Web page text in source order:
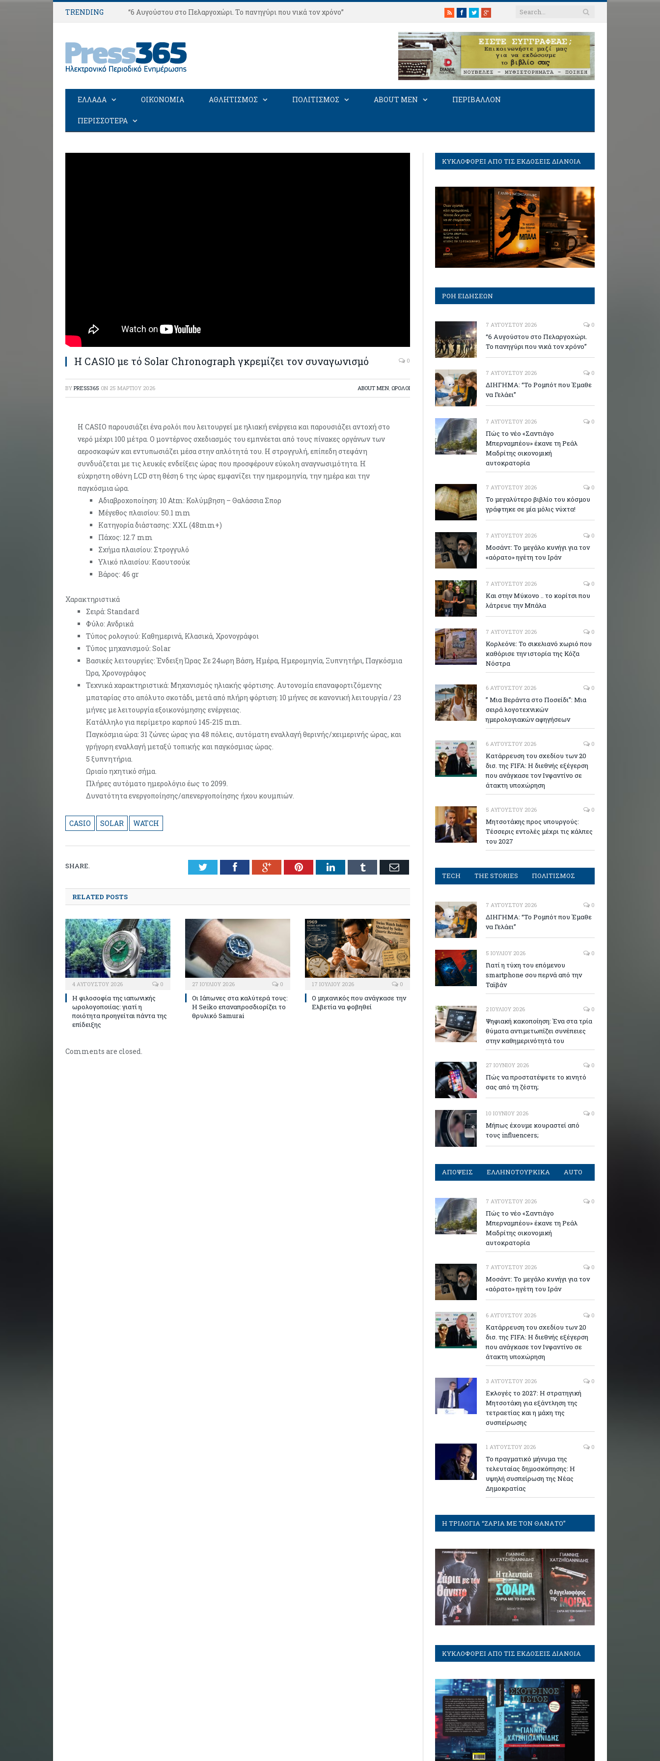
TRENDING “6 Αυγούστου στο Πελαργοχώρι. Το πανηγύρι που νικά τον χρόνο” RSSFacebook
TwitterGoogle+
ΕΛΛΑΔΑ ΟΙΚΟΝΟΜΙΑ ΑΘΛΗΤΙΣΜΟΣ ΠΟΛΙΤΙΣΜΟΣ ABOUT MEN ΠΕΡΙΒΑΛΛΟΝ
ΠΕΡΙΣΣΟΤΕΡΑ
Η CASIO με τό Solar Chronograph γκρεμίζει τον συναγωνισμό 0
BY PRESS365 ON 25 ΜΑΡΤΊΟΥ 2026 ABOUT MEN ΩΡΟΛΟΙ
Η CASIO παρουσιάζει ένα ρολόι που λειτουργεί με ηλιακή ενέργεια και παρουσιάζει αντοχή στο
νερό μέχρι 100 μέτρα. Ο μοντέρνος σχεδιασμός του εμπνέεται από τους πίνακες οργάνων των
αεροσκαφών και εντυπωσιάζει μέσα στην απλότητά του. Η στρογγυλή, επίπεδη στεφάνη
συνδυάζεται με τις λευκές ενδείξεις ώρας που προσφέρουν εύκολη αναγνωσιμότητα. Η
εύχρηστη οθόνη LCD στη θέση 6 της ώρας εμφανίζει την ημερομηνία, την ημέρα και την
παγκόσμια ώρα.
Αδιαβροχοποίηση: 10 Atm: Κολύμβηση – Θαλάσσια Σπορ
Μέγεθος πλαισίου: 50.1 mm
Κατηγορία διάστασης: XXL (48mm+)
Πάχος: 12.7 mm
Σχήμα πλαισίου: Στρογγυλό
Υλικό πλαισίου: Καουτσούκ
Βάρος: 46 gr
Χαρακτηριστικά
Σειρά: Standard
Φύλο: Ανδρικά
Τύπος ρολογιού: Καθημερινά, Κλασικά, Χρονογράφοι
Τύπος μηχανισμού: Solar
Βασικές λειτουργίες: Ένδειξη Ώρας Σε 24ωρη Βάση, Ημέρα, Ημερομηνία, Ξυπνητήρι, Παγκόσμια
Ώρα, Χρονογράφος
Τεχνικά χαρακτηριστικά: Μηχανισμός ηλιακής φόρτισης. Αυτονομία επαναφορτιζόμενης
μπαταρίας στο απόλυτο σκοτάδι, μετά από πλήρη φόρτιση: 10 μήνες σε κανονική λειτουργία / 23
μήνες με λειτουργία εξοικονόμησης ενέργειας.
Κατάλληλο για περίμετρο καρπού 145-215 mm.
Παγκόσμια ώρα: 31 ζώνες ώρας για 48 πόλεις, αυτόματη εναλλαγή θερινής/χειμερινής ώρας, και
γρήγορη εναλλαγή μεταξύ τοπικής και παγκόσμιας ώρας.
5 ξυπνητήρια.
Ωριαίο ηχητικό σήμα.
Πλήρες αυτόματο ημερολόγιο έως το 2099.
Δυνατότητα ενεργοποίησης/απενεργοποίησης ήχου κουμπιών.
CASIO SOLAR WATCH
SHARE. TwitterFacebookGoogle+PinterestLinkedInTumblr Email
RELATED POSTS
4 ΑΥΓΟΎΣΤΟΥ 2026 0
Η φιλοσοφία της ιαπωνικής
ωρολογοποιίας: γιατί η
ποιότητα προηγείται πάντα της
επίδειξης
27 ΙΟΥΛΊΟΥ 2026 0
Οι Ιάπωνες στα καλύτερά τους:
Η Seiko επαναπροσδιορίζει το
θρυλικό Samurai
17 ΙΟΥΛΊΟΥ 2026 0
Ο μηχανικός που ανάγκασε την
Ελβετία να φοβηθεί
Comments are closed.
ΚΥΚΛΟΦΟΡΕΙ ΑΠΟ ΤΙΣ ΕΚΔΟΣΕΙΣ ΔΙΑΝΟΙΑ
ΡΟΗ ΕΙΔΗΣΕΩΝ
7 ΑΥΓΟΎΣΤΟΥ 2026 0
“6 Αυγούστου στο Πελαργοχώρι.
Το πανηγύρι που νικά τον χρόνο”
7 ΑΥΓΟΎΣΤΟΥ 2026 0
ΔΙΗΓΗΜΑ: “Το Ρομπότ που Έμαθε
να Γελάει”
7 ΑΥΓΟΎΣΤΟΥ 2026 0
Πώς το νέο «Σαντιάγο
Μπερναμπέου» έκανε τη Ρεάλ
Μαδρίτης οικονομική
αυτοκρατορία
7 ΑΥΓΟΎΣΤΟΥ 2026 0
Το μεγαλύτερο βιβλίο του κόσμου
γράφτηκε σε μία μόλις νύχτα!
7 ΑΥΓΟΎΣΤΟΥ 2026 0
Μοσάντ: Το μεγάλο κυνήγι για τον
«αόρατο» ηγέτη του Ιράν
7 ΑΥΓΟΎΣΤΟΥ 2026 0
Και στην Μύκονο .. το κορίτσι που
λάτρευε την Μπάλα
7 ΑΥΓΟΎΣΤΟΥ 2026 0
Κορλεόνε: Το σικελιανό χωριό που
καθόρισε την ιστορία της Κόζα
Νόστρα
6 ΑΥΓΟΎΣΤΟΥ 2026 0
” Μια Βεράντα στο Ποσείδι”: Μια
σειρά λογοτεχνικών
ημερολογιακών αφηγήσεων
6 ΑΥΓΟΎΣΤΟΥ 2026 0
Κατάρρευση του σχεδίου των 20
δισ. της FIFA: Η διεθνής εξέγερση
που ανάγκασε τον Ινφαντίνο σε
άτακτη υποχώρηση
5 ΑΥΓΟΎΣΤΟΥ 2026 0
Μητσοτάκης προς υπουργούς:
Τέσσερις εντολές μέχρι τις κάλπες
του 2027
TECH THE STORIES ΠΟΛΙΤΙΣΜΟΣ
7 ΑΥΓΟΎΣΤΟΥ 2026 0
ΔΙΗΓΗΜΑ: “Το Ρομπότ που Έμαθε
να Γελάει”
5 ΙΟΥΛΊΟΥ 2026 0
Γιατί η τύχη του επόμενου
smartphone σου περνά από την
Ταϊβάν
2 ΙΟΥΛΊΟΥ 2026 0
Ψηφιακή κακοποίηση: Ένα στα τρία
θύματα αντιμετωπίζει συνέπειες
στην καθημερινότητά του
27 ΙΟΥΝΊΟΥ 2026 0
Πώς να προστατέψετε το κινητό
σας από τη ζέστη;
10 ΙΟΥΝΊΟΥ 2026 0
Μήπως έχουμε κουραστεί από
τους influencers;
ΑΠΟΨΕΙΣ ΕΛΛΗΝΟΤΟΥΡΚΙΚΑ AUTO
7 ΑΥΓΟΎΣΤΟΥ 2026 0
Πώς το νέο «Σαντιάγο
Μπερναμπέου» έκανε τη Ρεάλ
Μαδρίτης οικονομική
αυτοκρατορία
7 ΑΥΓΟΎΣΤΟΥ 2026 0
Μοσάντ: Το μεγάλο κυνήγι για τον
«αόρατο» ηγέτη του Ιράν
6 ΑΥΓΟΎΣΤΟΥ 2026 0
Κατάρρευση του σχεδίου των 20
δισ. της FIFA: Η διεθνής εξέγερση
που ανάγκασε τον Ινφαντίνο σε
άτακτη υποχώρηση
3 ΑΥΓΟΎΣΤΟΥ 2026 0
Εκλογές το 2027: Η στρατηγική
Μητσοτάκη για εξάντληση της
τετραετίας και η μάχη της
συσπείρωσης
1 ΑΥΓΟΎΣΤΟΥ 2026 0
Το πραγματικό μήνυμα της
τελευταίας δημοσκόπησης: Η
υψηλή συσπείρωση της Νέας
Δημοκρατίας
Η ΤΡΙΛΟΓΙΑ “ΖΑΡΙΑ ΜΕ ΤΟΝ ΘΑΝΑΤΟ”
ΚΥΚΛΟΦΟΡΕΙ ΑΠΟ ΤΙΣ ΕΚΔΟΣΕΙΣ ΔΙΑΝΟΙΑ